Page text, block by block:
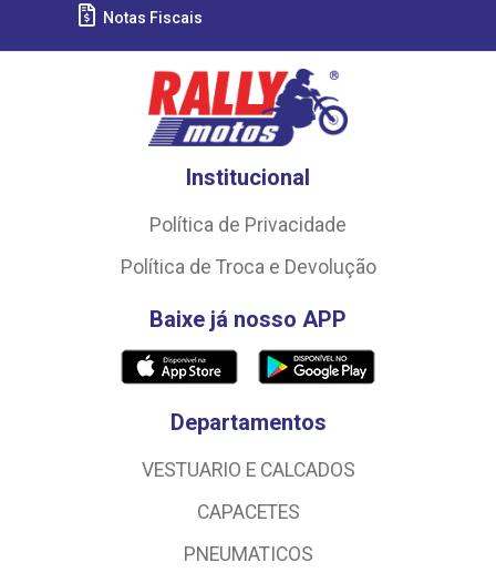
Notas Fiscais
Institucional
Política de Privacidade
Política de Troca e Devolução
Baixe já nosso APP
Departamentos
VESTUARIO E CALCADOS
CAPACETES
PNEUMATICOS